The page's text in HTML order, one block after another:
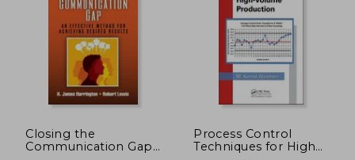
Closing the
Communication Gap:
Process Control
Techniques for High-